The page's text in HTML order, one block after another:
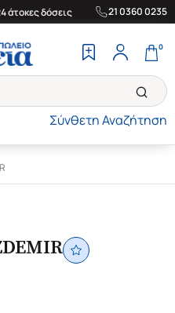
άτοκες δόσεις | Δωρεάν
21 0360 0235
Σύνθετη Αναζήτηση
0